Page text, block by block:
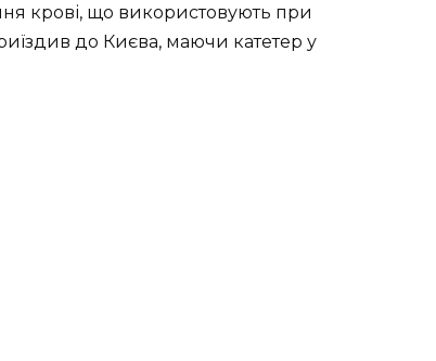
крові, що використовують при
до Києва, маючи катетер у